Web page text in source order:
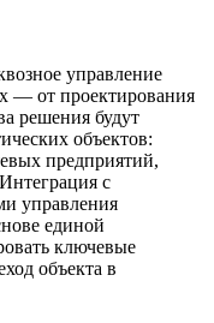
управление
— от проектирования
решения будут
объектов:
предприятий,
с
управления
единой
ключевые
объекта в